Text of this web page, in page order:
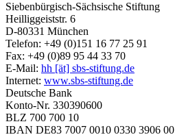
Siebenbürgisch-Sächsische Stiftung
Heilliggeiststr. 6
D-80331 München
Telefon: +49 (0)151 16 77 25 91
Fax: +49 (0)89 95 44 33 70
E-Mail: hh [ät] sbs-stiftung.de
Internet: www.sbs-stiftung.de
Deutsche Bank
Konto-Nr. 330390600
BLZ 700 700 10
IBAN DE83 7007 0010 0330 3906 00